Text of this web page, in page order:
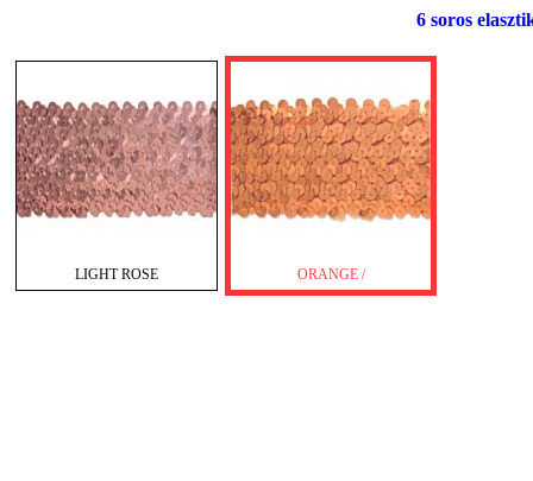
6 soros
LIGHT ROSE ORANGE /